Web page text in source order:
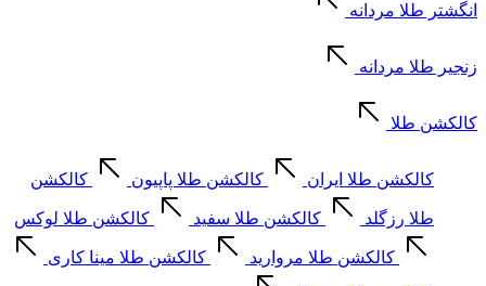
انگشتر طلا مردانه
زنجیر طلا مردانه
کالکشن طلا
کالکشن طلا ایران کالکشن طلا پاپیون کالکشن
طلا رزگلد کالکشن طلا سفید کالکشن طلا لوکس
کالکشن طلا مروارید کالکشن طلا مینا کاری